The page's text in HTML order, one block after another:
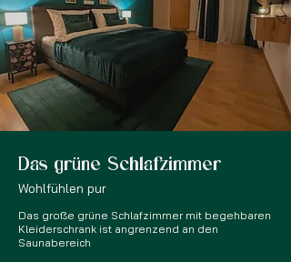
Das grüne Schlafzimmer
Wohlfühlen pur
Das große grüne Schlafzimmer mit begehbaren
Kleiderschrank ist angrenzend an den
Saunabereich